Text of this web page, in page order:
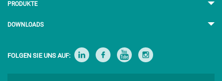
PRODUKTE
DOWNLOADS
FOLGEN SIE UNS AUF: